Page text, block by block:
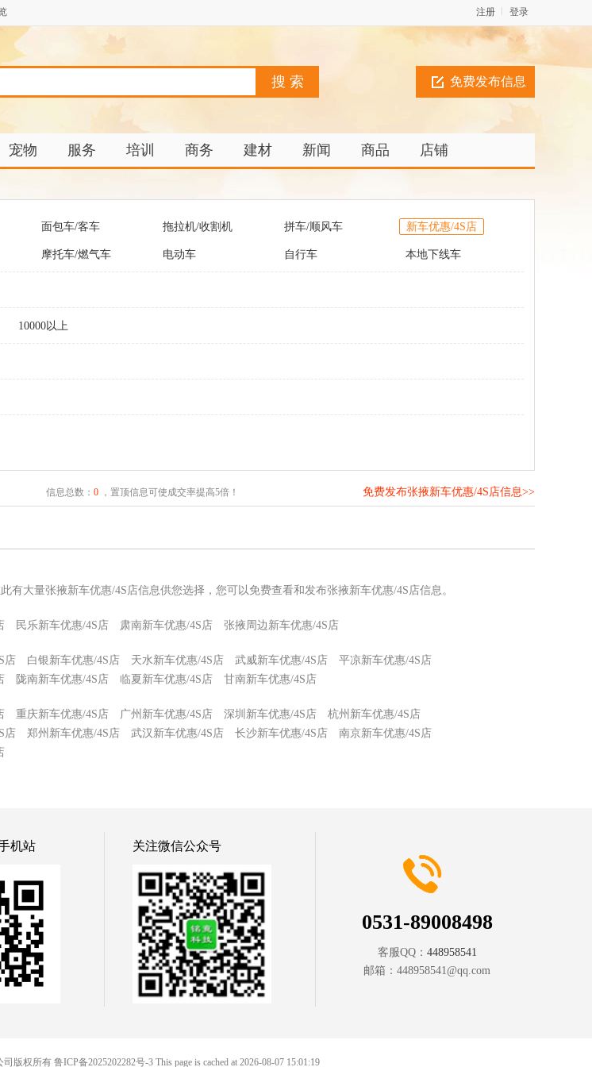
登录
注册
免费发布信息
宠物 服务 培训 商务 建材 新闻 商品 店铺
面包车/客车 拖拉机/收割机 拼车/顺风车 新车优惠/4S店
摩托车/燃气车 电动车 自行车 本地下线车
10000以上
信息总数： 0，置顶信息可使成交率提高5倍！ 免费发布张掖新车优惠/4S店信息>>
有大量张掖新车优惠/4S店信息供您选择，您可以免费查看和发布张掖新车优惠/4S店信息。
民乐新车优惠/4S店 肃南新车优惠/4S店 张掖周边新车优惠/4S店
店 白银新车优惠/4S店 天水新车优惠/4S店 武威新车优惠/4S店
平凉新车优惠/4S店
陇南新车优惠/4S店 临夏新车优惠/4S店 甘南新车优惠/4S店
重庆新车优惠/4S店 广州新车优惠/4S店 深圳新车优惠/4S店
杭州新车优惠/4S店
店 郑州新车优惠/4S店 武汉新车优惠/4S店 长沙新车优惠/4S店
南京新车优惠/4S店
机站 关注微信公众号
0531-89008498
客服QQ： 448958541
邮箱： 448958541@qq.com
司版权所有 鲁ICP备2025202282号-3 This page is cached at 2026-08-07 15:01:19